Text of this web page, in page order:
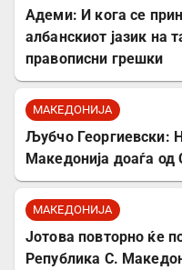
Адеми: И кога се
албанскиот јазик на
правописни грешки
МАКЕДОНИЈА
Љубчо Георгиевски:
Македонија доаѓа од
МАКЕДОНИЈА
Јотова повторно ќе
Република С.